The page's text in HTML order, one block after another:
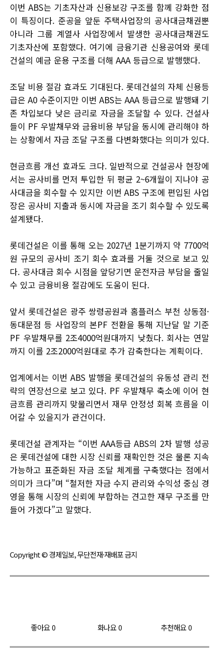
이번 ABS는 기초자산과 신용보강 구조를 함께 강화한 점
이 특징이다. 준공을 앞둔 주택사업장의 공사대금채권뿐
아니라 그룹 계열사 사업장에서 발생한 공사대금채권도
기초자산에 포함했다. 여기에 금융기관 신용공여와 롯데
건설의 예금 운용 구조를 더해 AAA 등급으로 발행했다.
조달 비용 절감 효과도 기대된다. 롯데건설의 자체 신용등
급은 A0 수준이지만 이번 ABS는 AAA 등급으로 발행돼 기
존 차입보다 낮은 금리로 자금을 조달할 수 있다. 건설사
들이 PF 우발채무와 금융비용 부담을 동시에 관리해야 하
는 상황에서 자금 조달 구조를 다변화했다는 의미가 있다.
현금흐름 개선 효과도 크다. 일반적으로 건설공사 현장에
서는 공사비를 먼저 투입한 뒤 평균 2~6개월이 지나야 공
사대금을 회수할 수 있지만 이번 ABS 구조에 편입된 사업
장은 공사비 지출과 동시에 자금을 조기 회수할 수 있도록
설계됐다.
롯데건설은 이를 통해 오는 2027년 1분기까지 약 7700억
원 규모의 공사비 조기 회수 효과를 거둘 것으로 보고 있
다. 공사대금 회수 시점을 앞당기면 운전자금 부담을 줄일
수 있고 금융비용 절감에도 도움이 된다.
앞서 롯데건설은 광주 쌍령공원과 홈플러스 부천 상동점·
동대문점 등 사업장의 본PF 전환을 통해 지난달 말 기준
PF 우발채무를 2조4000억원대까지 낮췄다. 회사는 연말
까지 이를 2조2000억원대로 추가 감축한다는 계획이다.
업계에서는 이번 ABS 발행을 롯데건설의 유동성 관리 전
략의 연장선으로 보고 있다. PF 우발채무 축소에 이어 현
금흐름 관리까지 맞물리면서 재무 안정성 회복 흐름을 이
어갈 수 있을지가 관건이다.
롯데건설 관계자는 “이번 AAA등급 ABS의 2차 발행 성공
은 롯데건설에 대한 시장 신뢰를 재확인한 것은 물론 지속
가능하고 표준화된 자금 조달 체계를 구축했다는 점에서
의미가 크다”며 “철저한 자금 수지 관리와 수익성 중심 경
영을 통해 시장의 신뢰에 부합하는 견고한 재무 구조를 만
들어 가겠다”고 말했다.
Copyright © 경제일보, 무단전재·재배포 금지
좋아요0 화나요0 추천해요 0